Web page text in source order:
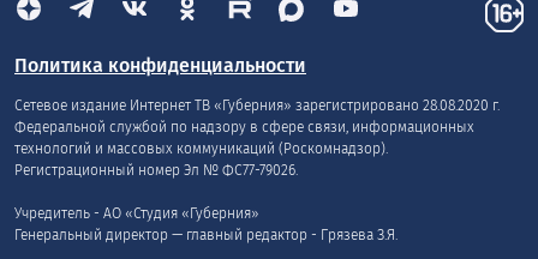
Политика конфиденциальности
Сетевое издание Интернет ТВ «Губерния» зарегистрировано 28.08.2020 г.
Федеральной службой по надзору в сфере связи, информационных
технологий и массовых коммуникаций (Роскомнадзор).
Регистрационный номер Эл № ФС77-79026.
Учредитель - АО «Студия «Губерния»
Генеральный директор — главный редактор - Грязева З.Я.